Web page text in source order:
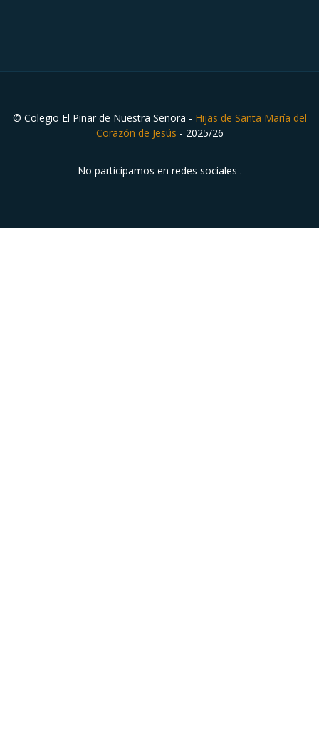
© Colegio El Pinar de Nuestra Señora - Hijas de Santa María del
Corazón de Jesús - 2025/26
No participamos en redes sociales .